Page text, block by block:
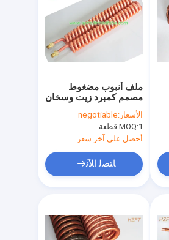
ملف أنبوب مضغوط
مصمم كمبرد زيت وسخان
مياه
الأسعار:negotiable
MOQ:1 قطعة
أحصل على آخر سعر
ﺎﺘﺼﻟ ﺍﻶﻧ